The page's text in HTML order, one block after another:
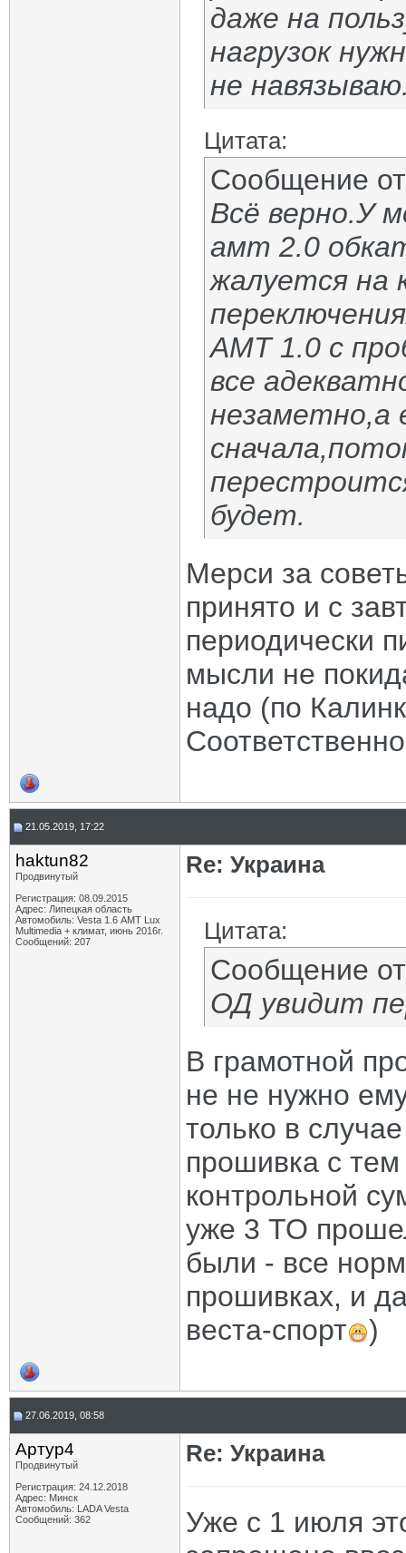
даже на
нагрузок
не
Цитата:
Сообщение
Всё верно.У
амт 2.0
жалуется на
АМТ 1.0 с
все
незаметно,а
будет.
Мерси за
принято и с
периодически
мысли не
надо (по
21.05.2019, 17:22
haktun82
Продвинутый
Регистрация: 08.09.2015
Адрес: Липецкая область
Автомобиль: Vesta 1.6 АМТ Lux
Multimedia + климат, июнь 2016г.
Сообщений: 207
Re: Украина
Цитата:
Сообщение
ОД увидит
В грамотной
не не нужно
только в
прошивка с
контрольной
уже 3 ТО
были - все
прошивках, и
веста-спорт
)
27.06.2019, 08:58
Артур4
Продвинутый
Регистрация: 24.12.2018
Адрес: Минск
Автомобиль: LADA Vesta
Сообщений: 362
Re: Украина
Уже с 1 июля